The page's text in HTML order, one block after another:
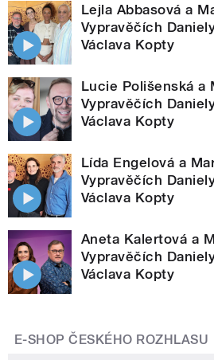
Lejla Abbasová a
Vypravěčích
Václava Kopty
Lucie Polišenská a
Vypravěčích
Václava Kopty
Lída Engelová a
Vypravěčích
Václava Kopty
Aneta Kalertová a
Vypravěčích
Václava Kopty
E-SHOP ČESKÉHO ROZHLASU